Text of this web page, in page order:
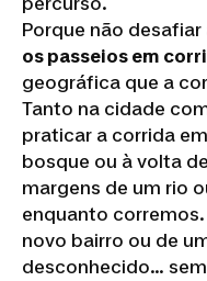
Porque não
os passeios em
geográfica que a
Tanto na cidade
praticar a corrida em
bosque ou à volta
margens de um rio
enquanto
novo bairro ou de
desconhecido...